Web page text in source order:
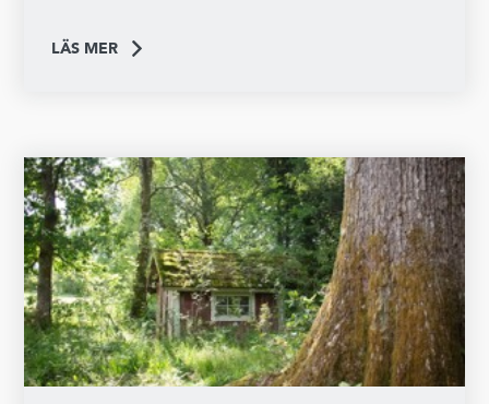
LÄS MER